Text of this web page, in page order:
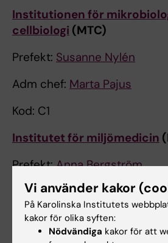
Institutionen för
cellbiologi (MTC)
Prefekt: Susanne Nylén
Adm chef: Marta Pajus
Kod: C1
Institutet för miljömedicin
Prefekt:Anna Bergström
Adm chef:Henrik Jonsson
Kod: C6
Vi använder kakor
På Karolinska Institutets
kakor för olika syften:
Nödvändiga kakor för att